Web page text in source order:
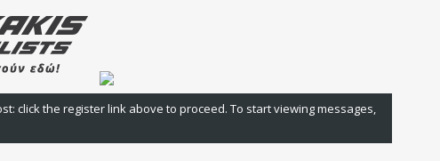
click the register link above to proceed. To start viewing messages,